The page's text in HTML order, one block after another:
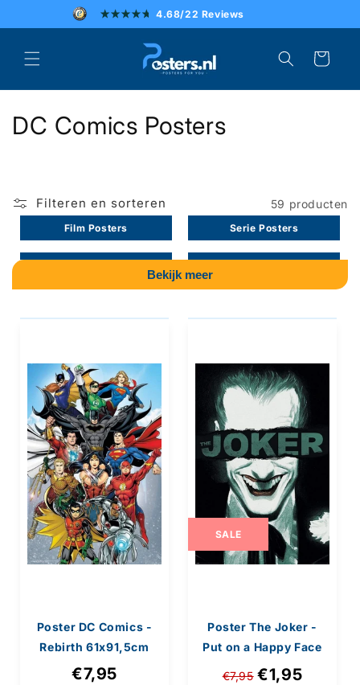
content
4.68/22 Reviews
SCHERPE PRIJZEN
UITSTEKENDE KLANTENSERVICE
Winkelwagen
C
e
DC Comics Posters
Filteren en sorteren 59 producten
Film Posters Serie Posters
Steden Posters Sport Posters
Bekijk meer
Poster DC Comics -
Rebirth 61x91,5cm
€7,95
Poster The Joker -
Put on a Happy Face
61x91,5cm
SALE
€7,95 €1,95